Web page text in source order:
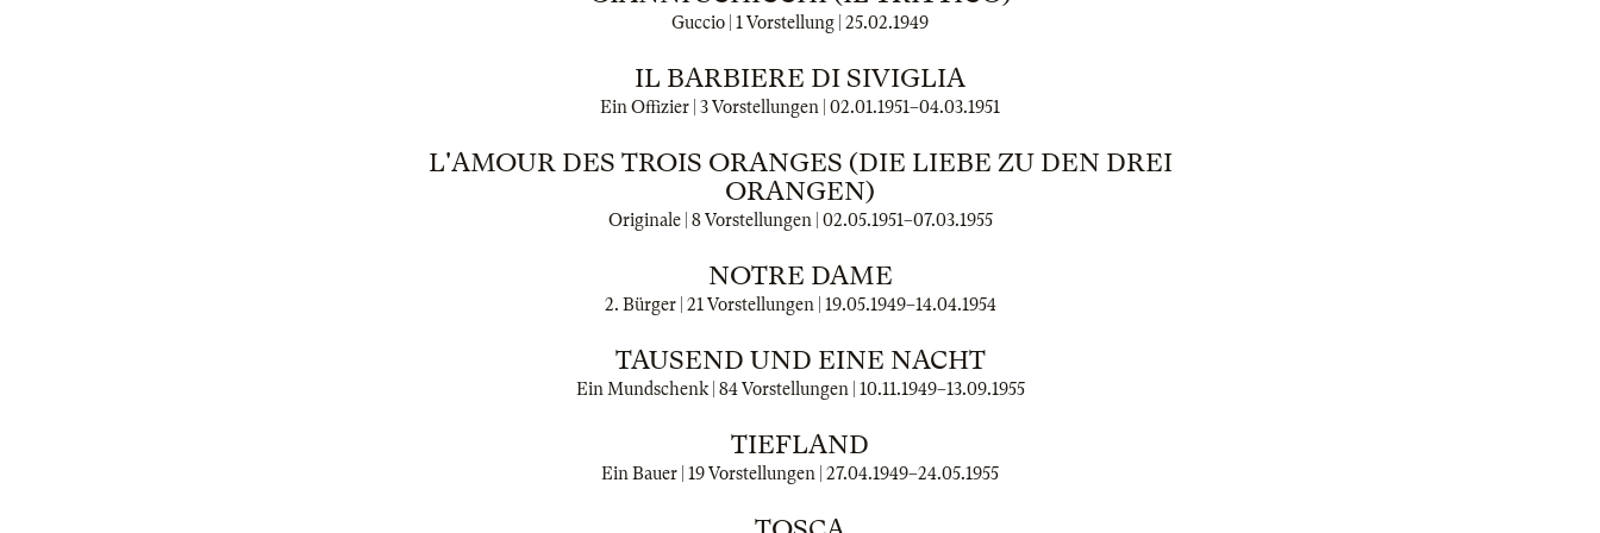
Guccio | 1 Vorstellung | 25.02.1949
IL BARBIERE DI SIVIGLIA
Ein Offizier | 3 Vorstellungen | 02.01.1951–04.03.1951
L'AMOUR DES TROIS ORANGES (DIE LIEBE ZU DEN DREI
ORANGEN)
Originale | 8 Vorstellungen | 02.05.1951–07.03.1955
NOTRE DAME
2. Bürger | 21 Vorstellungen | 19.05.1949–14.04.1954
TAUSEND UND EINE NACHT
Ein Mundschenk | 84 Vorstellungen | 10.11.1949–13.09.1955
TIEFLAND
Ein Bauer | 19 Vorstellungen | 27.04.1949–24.05.1955